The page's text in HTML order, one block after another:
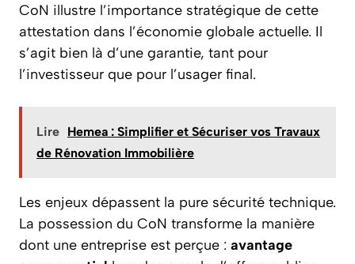
CoN illustre l’importance stratégique de cette
attestation dans l’économie globale actuelle. Il
s’agit bien là d’une garantie, tant pour
l’investisseur que pour l’usager final.
Lire Hemea : Simplifier et Sécuriser vos Travaux
de Rénovation Immobilière
Les enjeux dépassent la pure sécurité technique.
La possession du CoN transforme la manière
dont une entreprise est perçue : avantage